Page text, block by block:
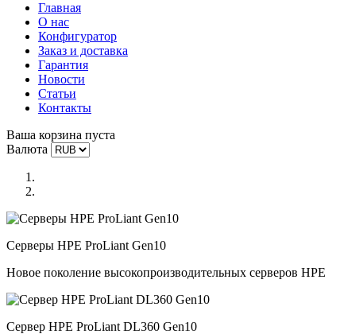
Главная
О нас
Конфигуратор
Заказ и доставка
Гарантия
Новости
Статьи
Контакты
Ваша корзина пуста
Валюта
Серверы HPE ProLiant Gen10
Новое поколение высокопроизводительных серверов HPE
Сервер HPE ProLiant DL360 Gen10